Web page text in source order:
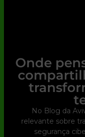
Onde
No Blog da
relevante sobre
segurança